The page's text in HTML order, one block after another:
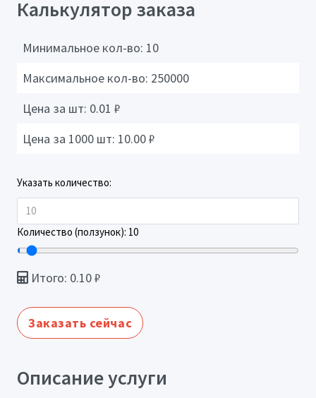
Калькулятор заказа
Минимальное кол-во: 10
Максимальное кол-во: 250000
Цена за шт: 0.01 ₽
Цена за 1000 шт: 10.00₽
Указать количество:
Количество (ползунок): 10
Итого: 0.10₽
Заказать сейчас
Описание услуги